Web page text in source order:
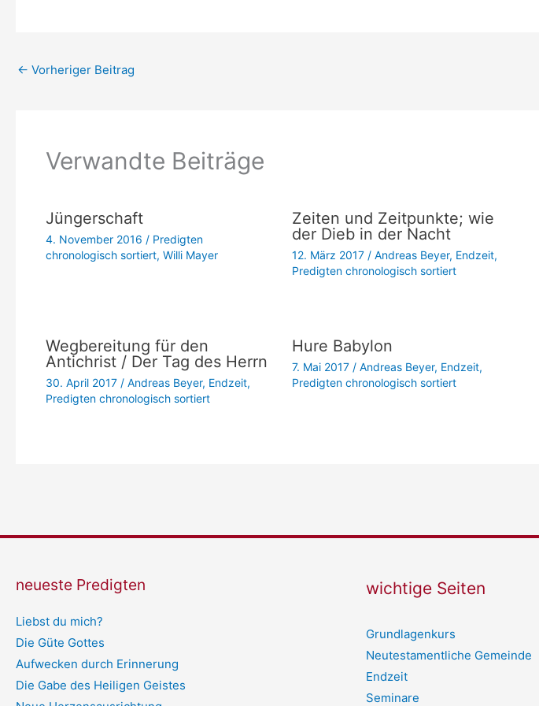
← Vorheriger Beitrag
Verwandte Beiträge
Jüngerschaft
4. November 2016 / Predigten
chronologisch sortiert, Willi Mayer
Zeiten und Zeitpunkte; wie
der Dieb in der Nacht
12. März 2017 / Andreas Beyer, Endzeit,
Predigten chronologisch sortiert
Wegbereitung für den
Antichrist / Der Tag des Herrn
30. April 2017 / Andreas Beyer, Endzeit,
Predigten chronologisch sortiert
Hure Babylon
7. Mai 2017 / Andreas Beyer, Endzeit,
Predigten chronologisch sortiert
neueste Predigten
Liebst du mich?
Die Güte Gottes
Aufwecken durch Erinnerung
Die Gabe des Heiligen Geistes
wichtige Seiten
Grundlagenkurs
Neutestamentliche Gemeinde
Endzeit
Seminare